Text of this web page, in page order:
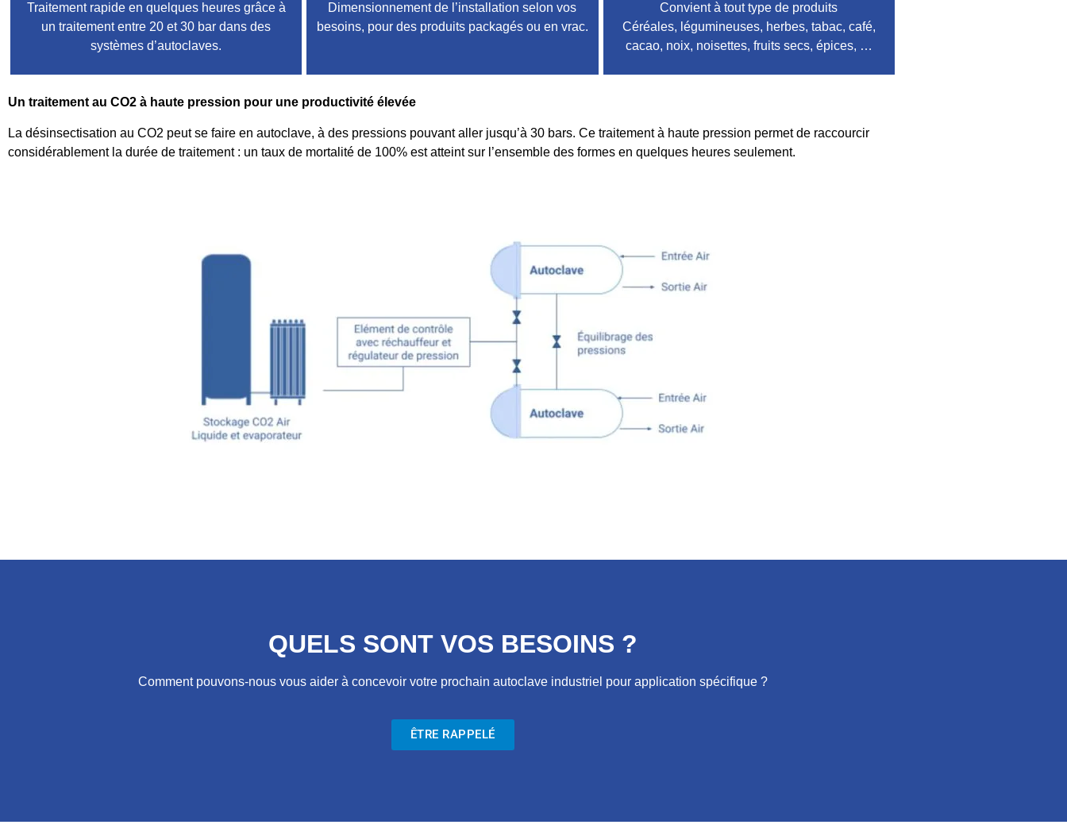
Traitement rapide en quelques heures grâce à
un traitement entre 20 et 30 bar dans des
systèmes d’autoclaves.
Dimensionnement de l’installation selon vos
besoins, pour des produits packagés ou en vrac.
Convient à tout type de produits
Céréales, légumineuses, herbes, tabac, café,
cacao, noix, noisettes, fruits secs, épices, …
Un traitement au CO2 à haute pression pour une productivité élevée
La désinsectisation au CO2 peut se faire en autoclave, à des pressions pouvant aller jusqu’à 30 bars. Ce traitement à haute pression permet de raccourcir
considérablement la durée de traitement : un taux de mortalité de 100% est atteint sur l’ensemble des formes en quelques heures seulement.
QUELS SONT VOS BESOINS ?
Comment pouvons-nous vous aider à concevoir votre prochain autoclave industriel pour application spécifique ?
ÊTRE RAPPELÉ